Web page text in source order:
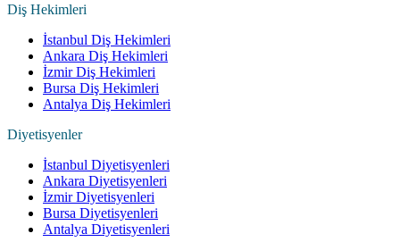
Diş Hekimleri
İstanbul Diş Hekimleri
Ankara Diş Hekimleri
İzmir Diş Hekimleri
Bursa Diş Hekimleri
Antalya Diş Hekimleri
Diyetisyenler
İstanbul Diyetisyenleri
Ankara Diyetisyenleri
İzmir Diyetisyenleri
Bursa Diyetisyenleri
Antalya Diyetisyenleri